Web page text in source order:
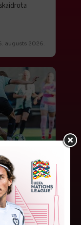
augusts 2026.
FC
līgas
spēli Dānijā